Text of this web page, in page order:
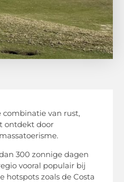
combinatie van rust,
ontdekt door
300 zonnige dagen
vooral populair bij
hotspots zoals de Costa